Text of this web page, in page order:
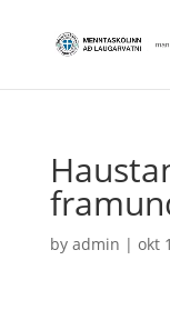
by admin | okt